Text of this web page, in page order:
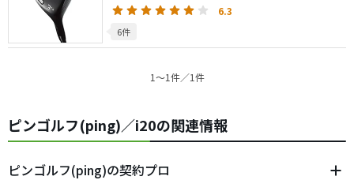
6.3
6件
1〜1件／1件
ピンゴルフ(ping)／i20の関連情報
ピンゴルフ(ping)の契約プロ